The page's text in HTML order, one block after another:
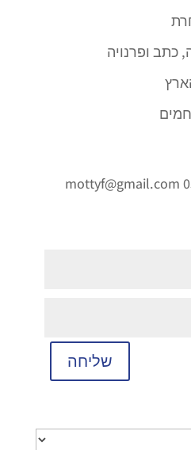
כתב ופרנויה
mottyf@gmail.com
שליחה